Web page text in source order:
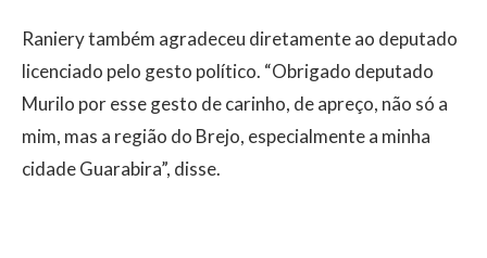
Raniery também agradeceu diretamente ao deputado
licenciado pelo gesto político. “Obrigado deputado
Murilo por esse gesto de carinho, de apreço, não só a
mim, mas a região do Brejo, especialmente a minha
cidade Guarabira”, disse.